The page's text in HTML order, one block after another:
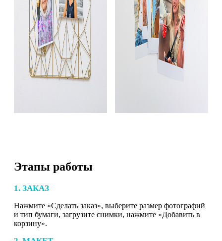
Этапы работы
1. ЗАКАЗ
Нажмите «Сделать заказ», выберите размер фотографий
и тип бумаги, загрузите снимки, нажмите «Добавить в
корзину».